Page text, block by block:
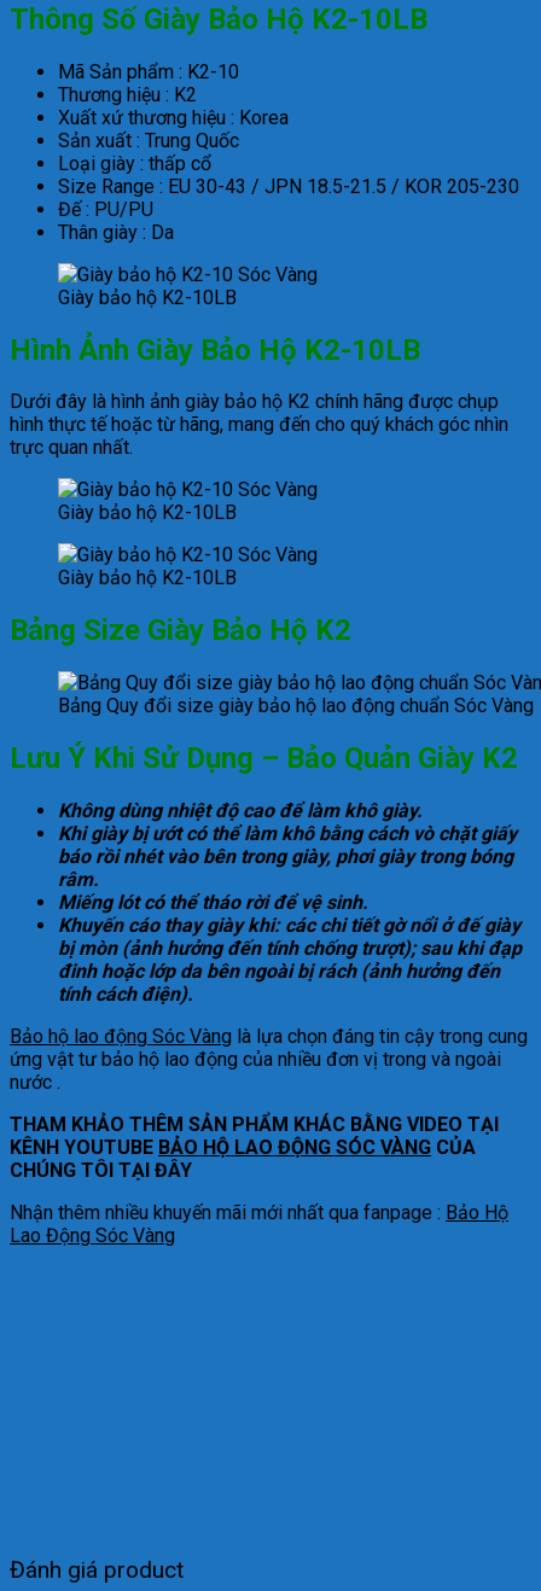
Thông Số Giày Bảo Hộ K2-10LB
Mã Sản phẩm : K2-10
Thương hiệu : K2
Xuất xứ thương hiệu : Korea
Sản xuất : Trung Quốc
Loại giày : thấp cổ
Size Range : EU 30-43 / JPN 18.5-21.5 / KOR 205-230
Đế : PU/PU
Thân giày : Da
Giày bảo hộ K2-10LB
Hình Ảnh Giày Bảo Hộ K2-10LB
Dưới đây là hình ảnh giày bảo hộ K2 chính hãng được chụp
hình thực tế hoặc từ hãng, mang đến cho quý khách góc nhìn
trực quan nhất.
Giày bảo hộ K2-10LB
Giày bảo hộ K2-10LB
Bảng Size Giày Bảo Hộ K2
Bảng Quy đổi size giày bảo hộ lao động chuẩn Sóc Vàng
Lưu Ý Khi Sử Dụng – Bảo Quản Giày K2
Không dùng nhiệt độ cao để làm khô giày.
Khi giày bị ướt có thể làm khô bằng cách vò chặt giấy
báo rồi nhét vào bên trong giày, phơi giày trong bóng
râm.
Miếng lót có thể tháo rời để vệ sinh.
Khuyến cáo thay giày khi: các chi tiết gờ nổi ở đế giày
bị mòn (ảnh hưởng đến tính chống trượt); sau khi đạp
đinh hoặc lớp da bên ngoài bị rách (ảnh hưởng đến
tính cách điện).
Bảo hộ lao động Sóc Vàng là lựa chọn đáng tin cậy trong cung
ứng vật tư bảo hộ lao động của nhiều đơn vị trong và ngoài
nước .
THAM KHẢO THÊM SẢN PHẨM KHÁC BẰNG VIDEO TẠI
KÊNH YOUTUBE BẢO HỘ LAO ĐỘNG SÓC VÀNG CỦA
CHÚNG TÔI TẠI ĐÂY
Nhận thêm nhiều khuyến mãi mới nhất qua fanpage : Bảo Hộ
Lao Động Sóc Vàng
Đánh giá product